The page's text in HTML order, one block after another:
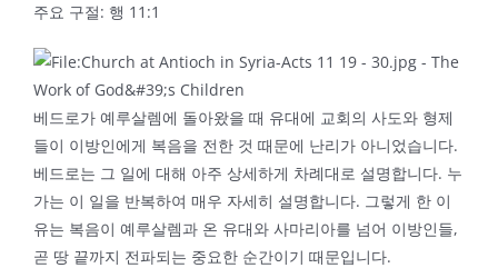
주요 구절: 행 11:1
베드로가 예루살렘에 돌아왔을 때 유대에 교회의 사도와 형제
들이 이방인에게 복음을 전한 것 때문에 난리가 아니었습니다.
베드로는 그 일에 대해 아주 상세하게 차례대로 설명합니다. 누
가는 이 일을 반복하여 매우 자세히 설명합니다. 그렇게 한 이
유는 복음이 예루살렘과 온 유대와 사마리아를 넘어 이방인들,
곧 땅 끝까지 전파되는 중요한 순간이기 때문입니다.